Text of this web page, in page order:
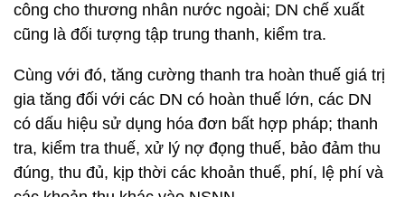
công cho thương nhân nước ngoài; DN chế xuất
cũng là đối tượng tập trung thanh, kiểm tra.
Cùng với đó, tăng cường thanh tra hoàn thuế giá trị
gia tăng đối với các DN có hoàn thuế lớn, các DN
có dấu hiệu sử dụng hóa đơn bất hợp pháp; thanh
tra, kiểm tra thuế, xử lý nợ đọng thuế, bảo đảm thu
đúng, thu đủ, kịp thời các khoản thuế, phí, lệ phí và